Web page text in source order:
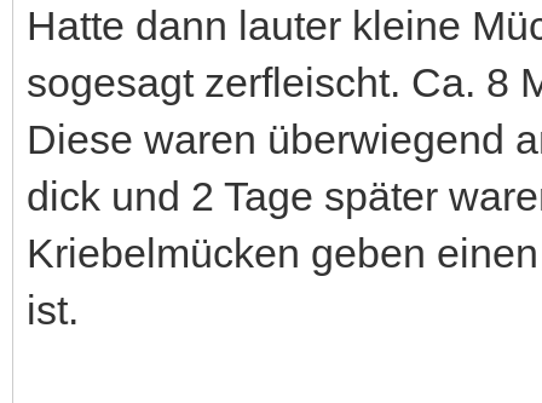
Hatte dann lauter kleine
sogesagt zerfleischt. Ca. 8
Diese waren überwiegend
dick und 2 Tage später
Kriebelmücken geben
ist.